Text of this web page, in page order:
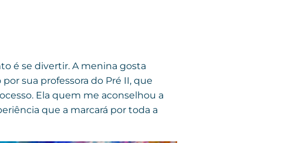
é se divertir. A menina gosta
sua professora do Pré II, que
Ela quem me aconselhou a
que a marcará por toda a